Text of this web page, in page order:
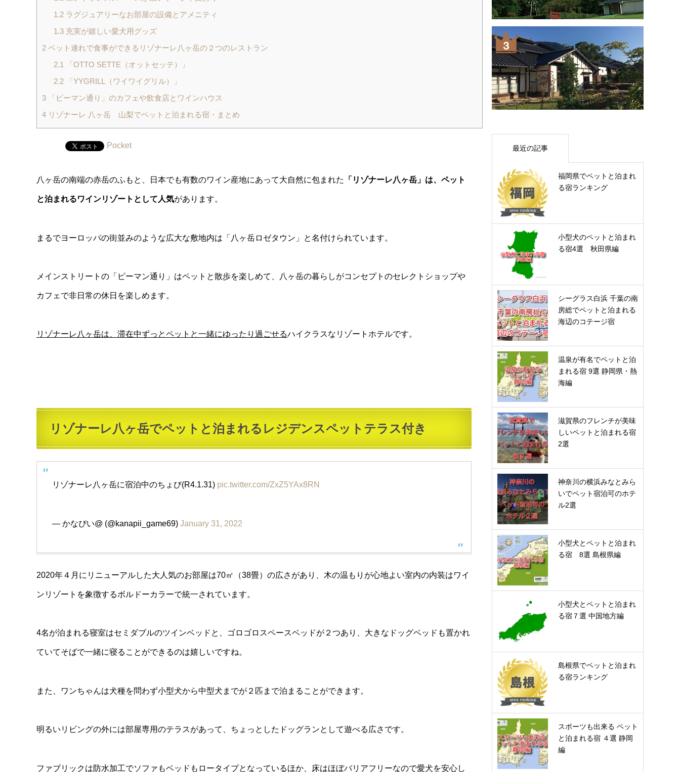
1.2ラグジュアリーなお部屋の設備とアメニティ
1.3充実が嬉しい愛犬用グッズ
2 ペット連れで食事ができるリゾナーレ八ヶ岳の２つのレストラン
2.1
「OTTO SETTE（オットセッテ）」
2.2「YYGRILL（ワイワイグリル）」
3 「ピーマン通り」のカフェや飲食店とワインハウス
4 リゾナーレ 八ヶ岳 山梨でペットと泊まれる宿・まとめ
Pocket
八ヶ岳の南端の赤岳のふもと、日本でも有数のワイン産地にあって大自然に包まれた 「リゾナーレ八ヶ岳」は、ペット
と泊まれるワインリゾートとして人気があります。
まるでヨーロッパの街並みのような広大な敷地内は「八ヶ岳ロゼタウン」と名付けられています。
メインストリートの「ピーマン通り」はペットと散歩を楽しめて、八ヶ岳の暮らしがコンセプトのセレクトショップや
カフェで非日常の休日を楽しめます。
リゾナーレ八ヶ岳は、滞在中ずっとペットと一緒にゆったり過ごせるハイクラスなリゾートホテルです。
リゾナーレ八ヶ岳でペットと泊まれるレジデンスペットテラス付き
リゾナーレ八ヶ岳に宿泊中のちょび(R4.1.31) pic.twitter.com/ZxZ5YAx8RN
— かなぴい@ (@kanapii_game69) January 31, 2022
2020年４月にリニューアルした大人気のお部屋は70㎡（38畳）の広さがあり、木の温もりが心地よい室内の内装はワイ
ンリゾートを象徴するボルドーカラーで統一されています。
4名が泊まれる寝室はセミダブルのツインベッドと、ゴロゴロスペースベッドが２つあり、大きなドッグベッドも置かれ
ていてそばで一緒に寝ることができるのは嬉しいですね。
また、ワンちゃんは犬種を問わず小型犬から中型犬までが２匹まで泊まることができます。
明るいリビングの外には部屋専用のテラスがあって、ちょっとしたドッグランとして遊べる広さです。
ファブリックは防水加工でソファもベッドもロータイプとなっているほか、床はほぼバリアフリーなので愛犬を安心し
最近の記事
福岡県でペットと泊まれ
る宿ランキング
小型犬のペットと泊まれ
る宿4選 秋田県編
シーグラス白浜 千葉の南
房総でペットと泊まれる
海辺のコテージ宿
温泉が有名でペットと泊
まれる宿 9選 静岡県・熱
海編
滋賀県のフレンチが美味
しいペットと泊まれる宿
2選
神奈川の横浜みなとみら
いでペット宿泊可のホテ
ル2選
小型犬とペットと泊まれ
る宿 8選 島根県編
小型犬とペットと泊まれ
る宿７選 中国地方編
島根県でペットと泊まれ
る宿ランキング
スポーツも出来る ペット
と泊まれる宿 ４選 静岡
編